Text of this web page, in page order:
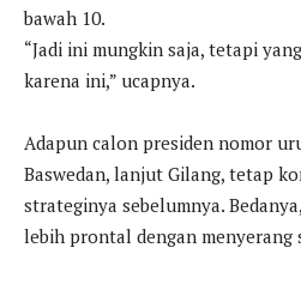
bawah 10.
“Jadi ini mungkin saja, tetapi
karena ini,” ucapnya.
Adapun calon presiden nomor
Baswedan, lanjut Gilang, tetap
strateginya sebelumnya.
lebih prontal dengan menyerang